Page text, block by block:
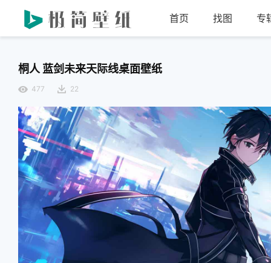
首页 找图 专
桐人 蓝剑未来天际线桌面壁纸
477 22